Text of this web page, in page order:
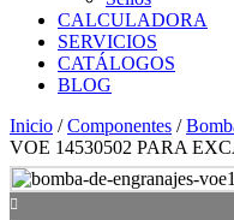
CALCULADORA
SERVICIOS
CATÁLOGOS
BLOG
Inicio /Componentes /
VOE 14530502 PARA